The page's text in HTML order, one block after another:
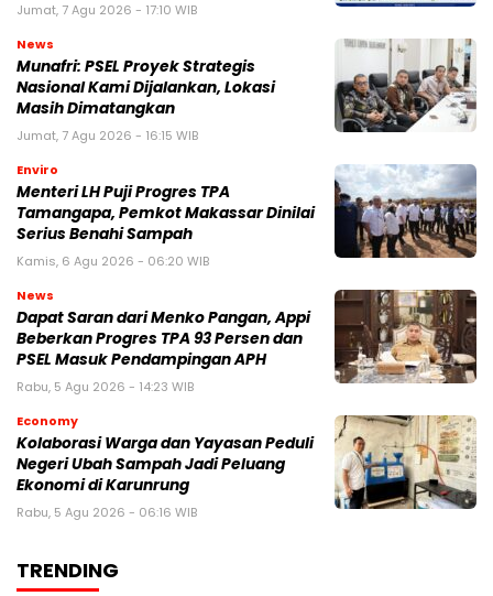
Jumat, 7 Agu 2026 - 17:10 WIB
News
Munafri: PSEL Proyek Strategis
Nasional Kami Dijalankan, Lokasi
Masih Dimatangkan
Jumat, 7 Agu 2026 - 16:15 WIB
Enviro
Menteri LH Puji Progres TPA
Tamangapa, Pemkot Makassar Dinilai
Serius Benahi Sampah
Kamis, 6 Agu 2026 - 06:20 WIB
News
Dapat Saran dari Menko Pangan, Appi
Beberkan Progres TPA 93 Persen dan
PSEL Masuk Pendampingan APH
Rabu, 5 Agu 2026 - 14:23 WIB
Economy
Kolaborasi Warga dan Yayasan Peduli
Negeri Ubah Sampah Jadi Peluang
Ekonomi di Karunrung
Rabu, 5 Agu 2026 - 06:16 WIB
TRENDING